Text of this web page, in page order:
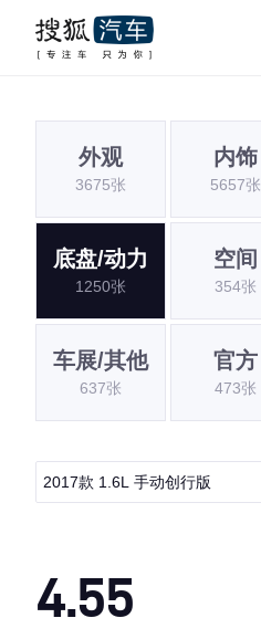
外观
3675张
内饰
5657张
底盘/动力
1250张
空间
354张
车展/其他
637张
官方
473张
2017款 1.6L 手动创行版
4.55